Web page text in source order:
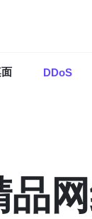
DDoS
品